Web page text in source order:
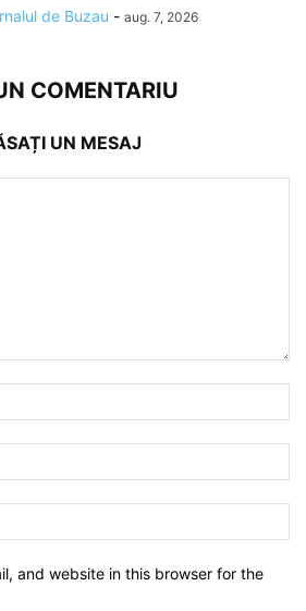
de Buzau - aug. 7, 2026
COMENTARIU
UN MESAJ
and website in this browser for the